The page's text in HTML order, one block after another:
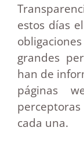
estos días
grandes
han de
páginas
cada una.